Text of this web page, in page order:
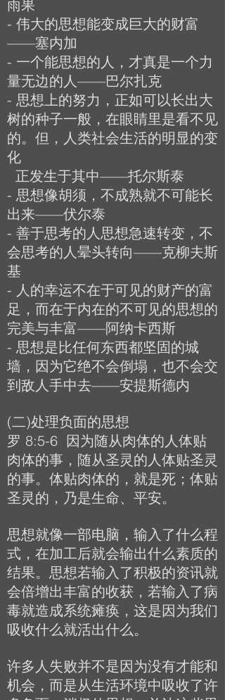
雨果
- 伟大的思想能变成巨大的财富
——塞内加
- 一个能思想的人，才真是一个力
量无边的人——巴尔扎克
- 思想上的努力，正如可以长出大
树的种子一般，在眼睛里是看不见
的。但，人类社会生活的明显的变
化
正发生于其中——托尔斯泰
- 思想像胡须，不成熟就不可能长
出来——伏尔泰
- 善于思考的人思想急速转变，不
会思考的人晕头转向——克柳夫斯
基
- 人的幸运不在于可见的财产的富
足，而在于内在的不可见的思想的
完美与丰富——阿纳卡西斯
- 思想是比任何东西都坚固的城
墙，因为它绝不会倒塌，也不会交
到敌人手中去——安提斯德内
(二)处理负面的思想
罗 8:5-6 因为随从肉体的人体贴
肉体的事，随从圣灵的人体贴圣灵
的事。体贴肉体的，就是死；体贴
圣灵的，乃是生命、平安。
思想就像一部电脑，输入了什么程
式，在加工后就会输出什么素质的
结果。思想若输入了积极的资讯就
会倍增出丰富的收获，若输入了病
毒就造成系统瘫痪，这是因为我们
吸收什么就活出什么。
许多人失败并不是因为没有才能和
机会，而是从生活环境中吸收了许